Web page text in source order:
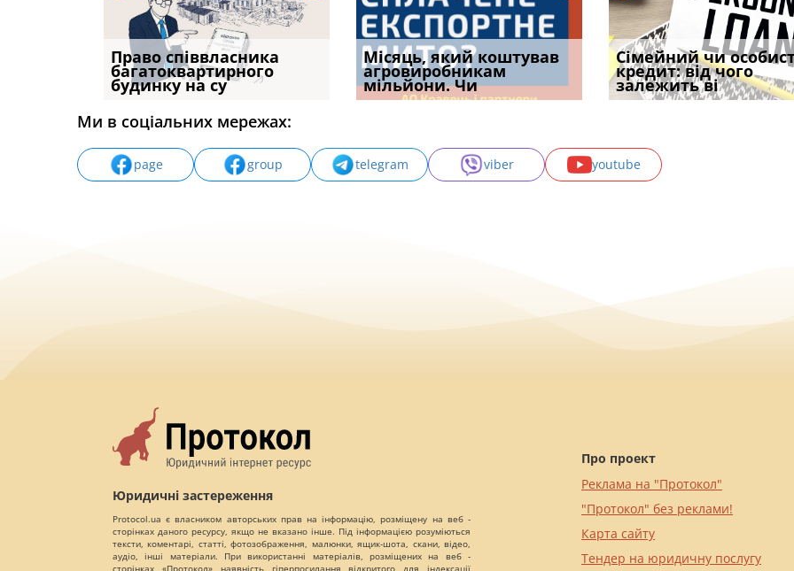
Право співвласника
багатоквартирного
будинку на су
Якщо суд встановив для
відшкодування шкоди
наявніс
Документи, на яких не
проставляється
апостиль: пер
ФУНДАМЕНТАЛЬНА
ПРОБЛЕМА «СУДОВОЇ
ПРАКТИКИ», АБО ПР
Місяць, який коштував
агровиробникам
мільйони. Чи
Огляд практики ВС від
Ростислава Кравця, що
опублі
Чи потрібна ФОП
печатка у 2026 році:
правила засто
Сімейний чи
кредит: від чого
залежить ві
Восьмий ААС
підтвердив, що
може скас
Ми в соціальних мережах:
page group telegram viber youtube
Юридичні застереження
Protocol.ua є власником авторських прав на інформацію, розміщену на веб -
сторінках даного ресурсу, якщо не вказано інше. Під інформацією розуміються
тексти, коментарі, статті, фотозображення, малюнки, ящик-шота, скани, відео,
аудіо, інші матеріали. При використанні матеріалів, розміщених на веб -
сторінках «Протокол» наявність гіперпосилання відкритого для індексації
Про проект
Реклама на "Протокол"
"Протокол" без реклами!
Карта сайту
Тендер на юридичну послугу